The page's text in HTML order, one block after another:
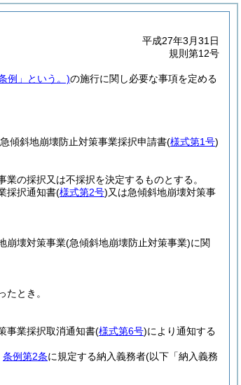
平成27年3月31日
規則第12号
例」という。)の施行に関し必要な事項を定める
傾斜地崩壊防止対策事業採択申請書(様式第1号)
の採択又は不採択を決定するものとする。
採択通知書(様式第2号)又は急傾斜地崩壊対策事
崩壊対策事業(急傾斜地崩壊防止対策事業)に関
たとき。
事業採択取消通知書(様式第6号)により通知する
条例第2条に規定する納入義務者(以下「納入義務